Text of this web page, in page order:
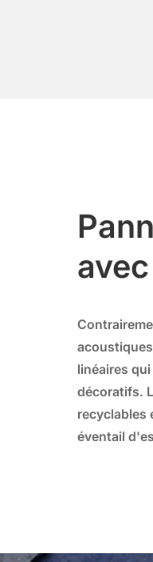
linéaires
décoratifs.
recyclables
éventail